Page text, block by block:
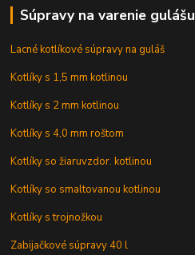
Súpravy na varenie gulášu
Lacné kotlíkové súpravy na guláš
Kotlíky s 1,5 mm kotlinou
Kotlíky s 2 mm kotlinou
Kotlíky s 4,0 mm roštom
Kotlíky so žiaruvzdor. kotlinou
Kotlíky so smaltovanou kotlinou
Kotlíky s trojnožkou
Zabijačkové súpravy 40 l